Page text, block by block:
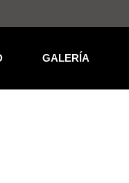
GALERÍA